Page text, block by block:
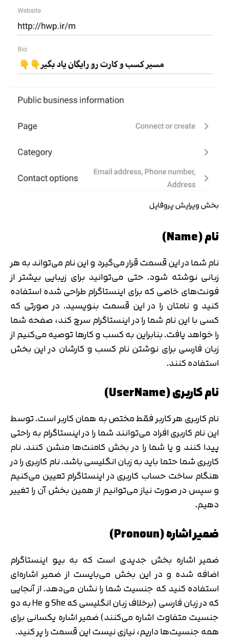
بخش ویرایش پروفایل
نام (Name)
نام شما در این قسمت قرار می‌گیرد و این نام می‌تواند به هر
زبانی نوشته شود. حتی می‌توانید برای زیبایی بیشتر از
فونت‌های خاصی که برای اینستاگرام طراحی شده استفاده
کنید و نامتان را در این قسمت بنویسید. در صورتی که
کسی با این نام شما را در اینستاگرام سرچ کند، صفحه شما
را خواهد یافت. بنابراین به کسب و کارها توصیه می‌کنیم از
زبان فارسی برای نوشتن نام کسب و کارشان در این بخش
استفاده کنند.
نام کاربری (UserName)
نام کاربری هر کاربر فقط مختص به همان کاربر است. توسط
این نام کاربری افراد می‌توانند شما را در اینستاگرام به راحتی
پیدا کنند و یا شما را در بخش کامنت‌ها منشن کنند. نام
کاربری شما حتما باید به زبان انگلیسی باشد. نام کاربری را در
هنگام ساخت حساب کاربری در اینستاگرام تعیین می‌کنیم
و سپس در صورت نیاز می‌توانیم از همین بخش آن را تغییر
دهیم.
ضمیر اشاره (Pronoun)
ضمیر اشاره بخش جدیدی است که به بیو اینستاگرام
اضافه شده و در این بخش می‌بایست از ضمیر اشاره‌ای
استفاده کنید که جنسیت شما را نشان می‌دهد. از آنجایی
که در زبان فارسی (برخلاف زبان انگلیسی که She و He به دو
جنسیت متفاوت اشاره می‌کنند) ضمیر اشاره یکسانی برای
همه جنسیت‌ها داریم، نیازی نیست این قسمت را پر کنید.